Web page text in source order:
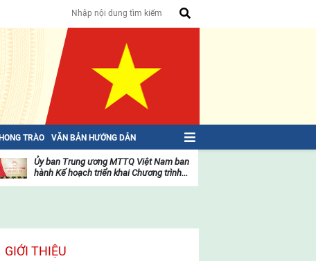
TRÀO VĂN BẢN HƯỚNG DẪN
mặt
trận
Ủy ban Trung ương MTTQ Việt Nam ban
hành Kế hoạch triển khai Chương trình...
GIỚI THIỆU